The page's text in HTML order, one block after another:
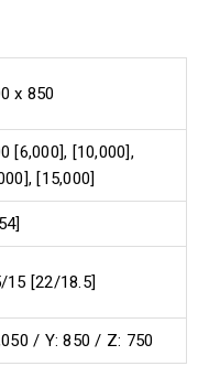
x 850
[6,000], [10,000],
[15,000]
15 [22/18.5]
/ Y: 850 / Z: 750